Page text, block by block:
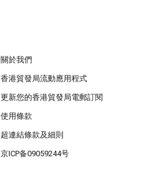
關於我們
香港貿發局流動應用程式
更新您的香港貿發局電郵訂閱
使用條款
超連結條款及細則
京ICP备09059244号